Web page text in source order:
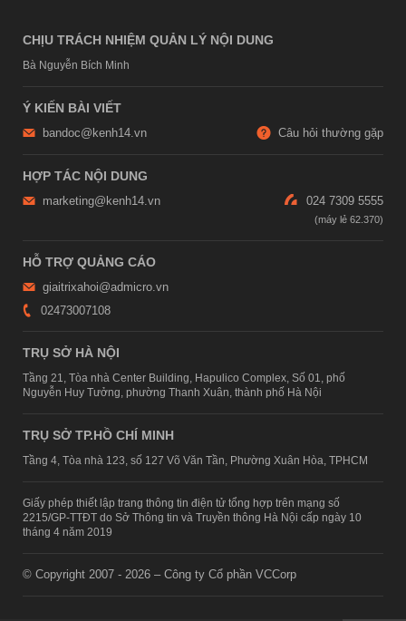
CHỊU TRÁCH NHIỆM QUẢN LÝ NỘI DUNG
Bà Nguyễn Bích Minh
Ý KIẾN BÀI VIẾT
bandoc@kenh14.vn Câu hỏi thường gặp
HỢP TÁC NỘI DUNG
marketing@kenh14.vn 024 7309 5555
HỖ TRỢ QUẢNG CÁO
giaitrixahoi@admicro.vn
02473007108
TRỤ SỞ HÀ NỘI
Tầng 21, Tòa nhà Center Building, Hapulico Complex, Số 01, phố
Nguyễn Huy Tưởng, phường Thanh Xuân, thành phố Hà Nội
TRỤ SỞ TP.HỒ CHÍ MINH
Tầng 4, Tòa nhà 123, số 127 Võ Văn Tần, Phường Xuân Hòa, TPHCM
Giấy phép thiết lập trang thông tin điện tử tổng hợp trên mạng số
2215/GP-TTĐT do Sở Thông tin và Truyền thông Hà Nội cấp ngày 10
tháng 4 năm 2019
© Copyright 2007 - 2026 – Công ty Cổ phần VCCorp